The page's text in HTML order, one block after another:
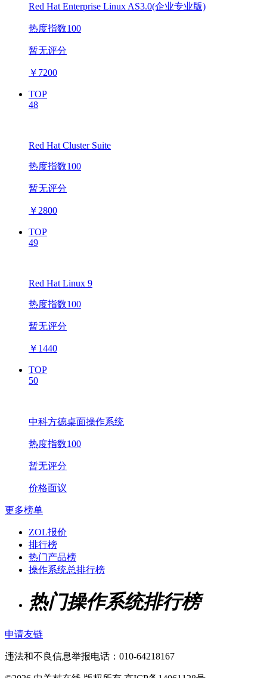
Red Hat Enterprise Linux AS3.0(企业专业版)
热度指数100
暂无评分
￥ 7200
TOP
48
Red Hat Cluster Suite
热度指数100
暂无评分
￥ 2800
TOP
49
Red Hat Linux 9
热度指数100
暂无评分
￥ 1440
TOP
50
中科方德桌面操作系统
热度指数100
暂无评分
价格面议
更多榜单
ZOL报价
排行榜
热门产品榜
操作系统总排行榜
热门操作系统排行榜
申请友链
违法和不良信息举报电话：010-64218167